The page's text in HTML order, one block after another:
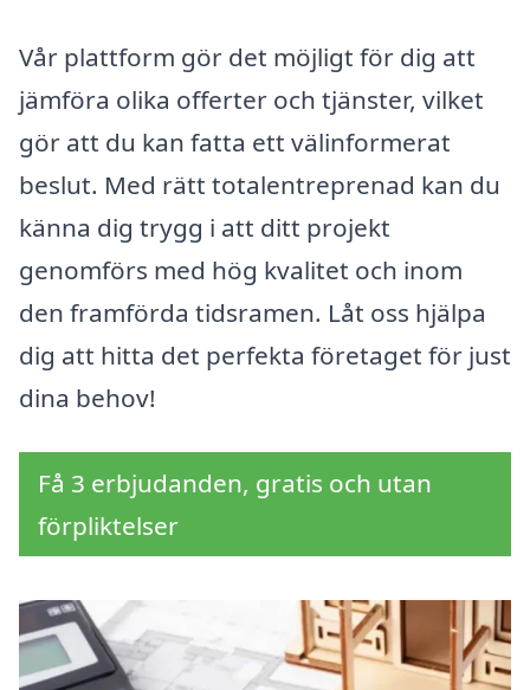
Vår plattform gör det möjligt för dig att
jämföra olika offerter och tjänster, vilket
gör att du kan fatta ett välinformerat
beslut. Med rätt totalentreprenad kan du
känna dig trygg i att ditt projekt
genomförs med hög kvalitet och inom
den framförda tidsramen. Låt oss hjälpa
dig att hitta det perfekta företaget för just
dina behov!
Få 3 erbjudanden, gratis och utan
förpliktelser